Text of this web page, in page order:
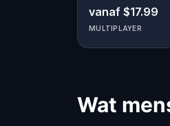
vanaf $17.99
MULTIPLAYER
Wat